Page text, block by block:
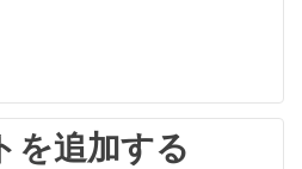
を追加する